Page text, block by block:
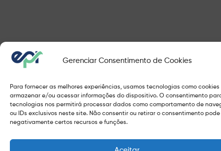
Gerenciar Consentimento de Cookies
Para fornecer as melhores experiências, usamos tecnologias como
armazenar e/ou acessar informações do dispositivo. O consentimento
tecnologias nos permitirá processar dados como comportamento de
ou IDs exclusivos neste site. Não consentir ou retirar o consentimento
negativamente certos recursos e funções.